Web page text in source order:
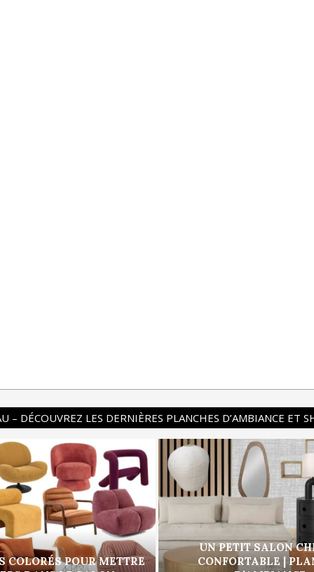
– DÉCOUVREZ LES DERNIÈRES PLANCHES D’AMBIANCE ET
COLORÉS POUR METTRE
UN PETIT SALON
CONFORTABLE |